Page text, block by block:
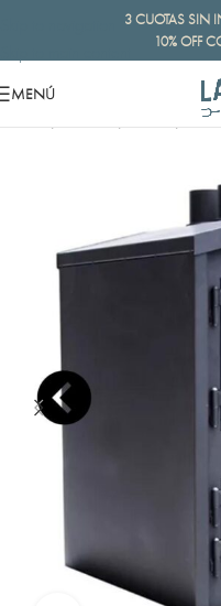
3 CUOTAS SIN
10% OFF
MENÚ
Leña